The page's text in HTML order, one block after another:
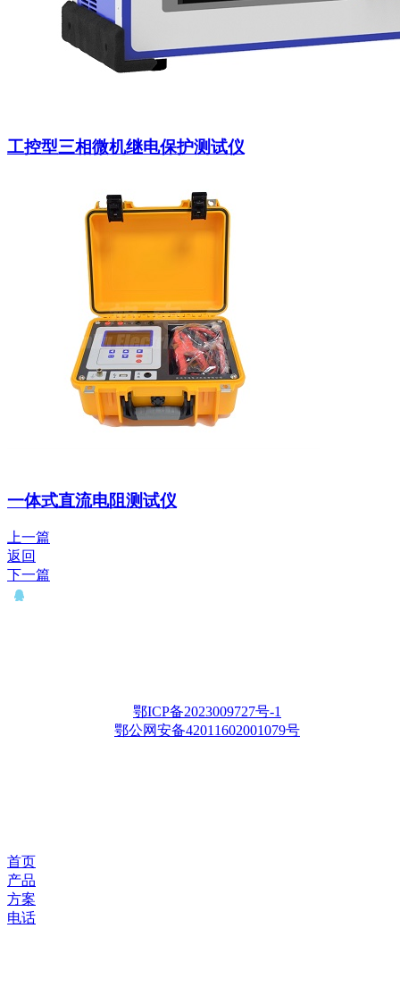
工控型三相微机继电保护测试仪
一体式直流电阻测试仪
上一篇
返回
下一篇
鄂ICP备2023009727号-1
鄂公网安备42011602001079号
首页
产品
方案
电话